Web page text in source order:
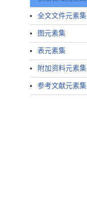
全文文件元素集
图元素集
表元素集
附加资料元素集
参考文献元素集